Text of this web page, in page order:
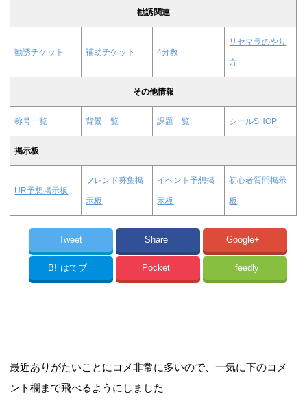
勧誘関連
勧誘チケット 補助チケット 4分教
リセマラのやり
方
その他情報
称号一覧 背景一覧 課題一覧 シールSHOP
掲示板
UR予想掲示板
フレンド募集掲
示板
イベント予想掲
示板
初心者質問掲示
板
Tweet Share Google+
B! はてブ Pocket feedly
最近ありがたいことにコメ非常に多いので、一気に下のコメ
ント欄まで飛べるようにしました